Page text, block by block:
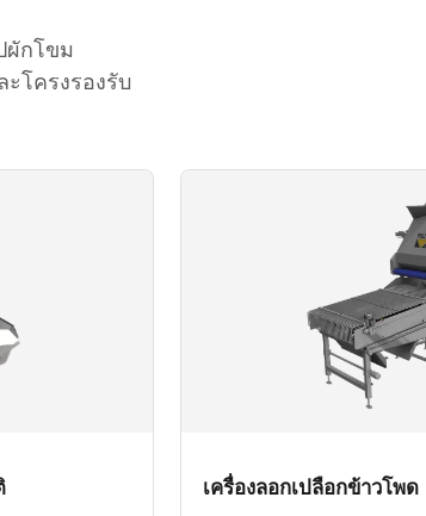
ผักโขม
โครงรองรับ
เครื่องลอกเปลือกข้าวโพด